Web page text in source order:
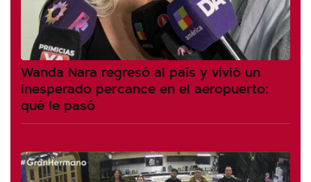
Wanda Nara regresó al país y vivió un
inesperado percance en el aeropuerto:
qué le pasó